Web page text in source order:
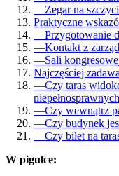
—Zegar na
Praktyczne
—Przygotowanie
—Kontakt z
—Sali
Najczęściej
—Czy taras
—Czy wewnątrz
—Czy budynek
—Czy bilet na
W pigułce: